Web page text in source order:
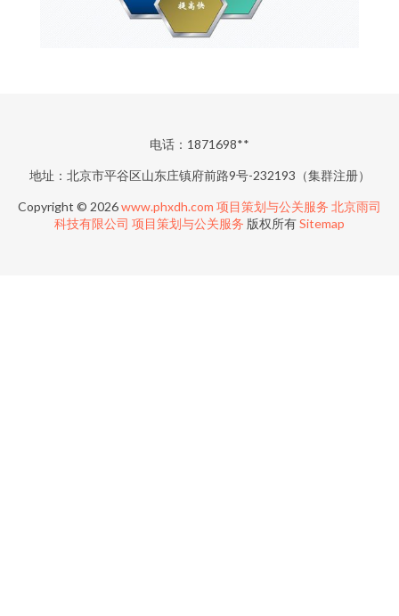
电话：1871698**
地址：北京市平谷区山东庄镇府前路9号-232193（集群注册）
Copyright © 2026www.phxdh.com 项目策划与公关服务 北京雨司
科技有限公司 项目策划与公关服务 版权所有Sitemap